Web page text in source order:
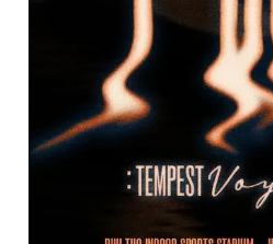
Tổng biên tập: Nguyễn Ngọc Toàn
Phó tổng biên tập thường trực: Hải
Phó tổng biên tập: Lâm Hiếu Dũng
Phó tổng biên tập: Trần Việt Hưng
Tổng thư ký tòa soạn: Đức Trung
Giấy phép xuất bản số 110/GP -
© 2003-2026 Bản quyền thuộc về
chép dưới mọi hình thức nếu
bản. Phát triển bởi ePi